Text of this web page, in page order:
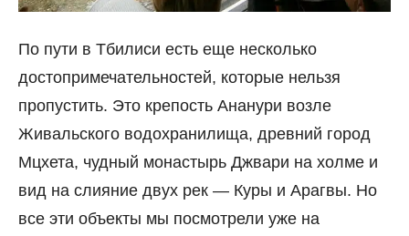
По пути в Тбилиси есть еще несколько
достопримечательностей, которые нельзя
пропустить. Это крепость Ананури возле
Живальского водохранилища, древний город
Мцхета, чудный монастырь Джвари на холме и
вид на слияние двух рек — Куры и Арагвы. Но
все эти объекты мы посмотрели уже на